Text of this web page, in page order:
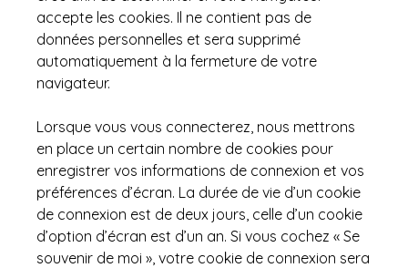
accepte les cookies. Il ne contient pas de
données personnelles et sera supprimé
automatiquement à la fermeture de votre
navigateur.
Lorsque vous vous connecterez, nous mettrons
en place un certain nombre de cookies pour
enregistrer vos informations de connexion et vos
préférences d’écran. La durée de vie d’un cookie
de connexion est de deux jours, celle d’un cookie
d’option d’écran est d’un an. Si vous cochez « Se
souvenir de moi », votre cookie de connexion sera